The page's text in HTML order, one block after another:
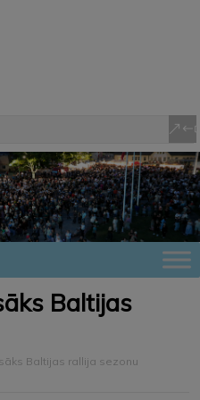
Baltijas
Baltijas rallija sezonu